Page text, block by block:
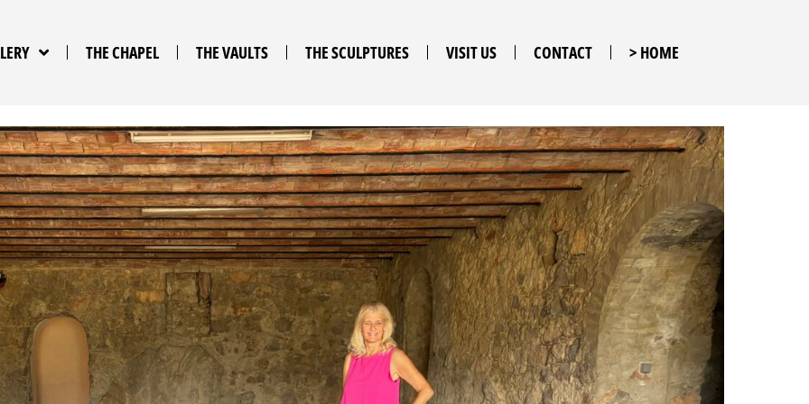
THE CHAPEL THE VAULTS THE SCULPTURES VISIT US CONTACT > HOME